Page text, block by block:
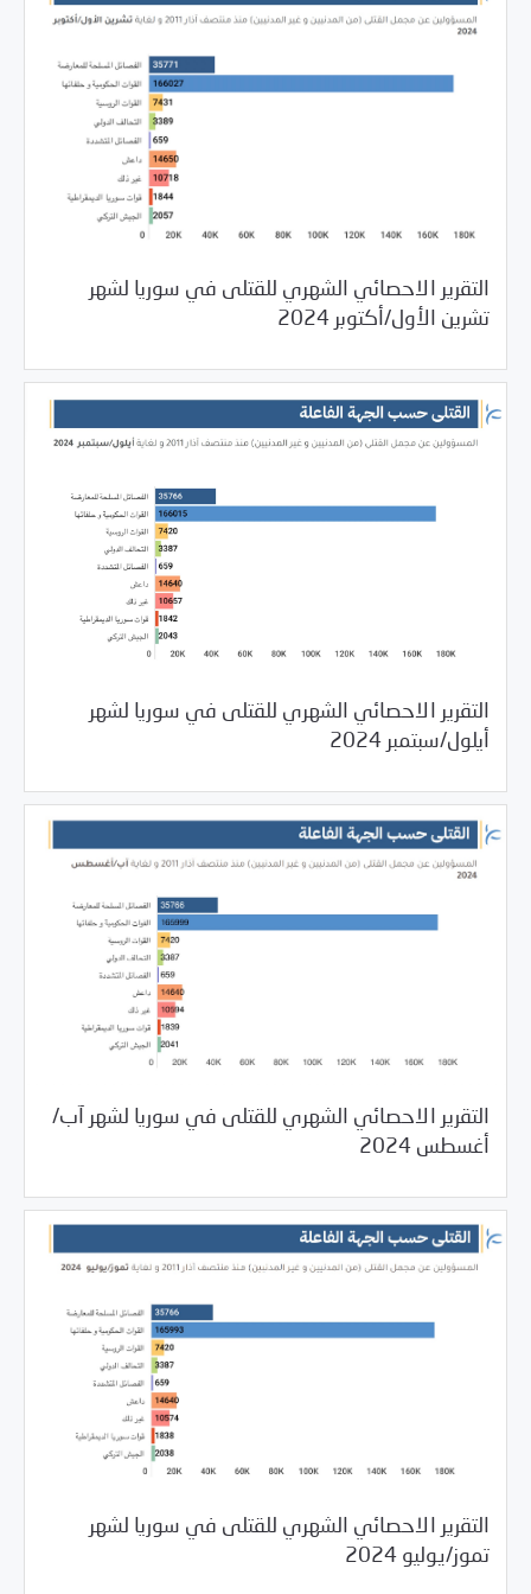
التقرير الاحصائي الشهري للقتلى في سوريا لشهر
تشرين الأول/أكتوبر 2024
12/02/2024 مرصد الانتهاكات
التقرير الاحصائي الشهري للقتلى في سوريا لشهر
أيلول/سبتمبر 2024
10/24/2024 مرصد الانتهاكات
التقرير الاحصائي الشهري للقتلى في سوريا لشهر آب/
أغسطس 2024
10/14/2024 مرصد الانتهاكات
التقرير الاحصائي الشهري للقتلى في سوريا لشهر
تموز/يوليو 2024
10/09/2024 مرصد الانتهاكات